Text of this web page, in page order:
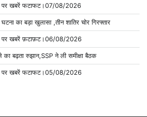
खबरें फटाफट।07/08/2026
घटना का बड़ा खुलासा ,तीन शातिर चोर गिरफ्तार
खबरें फ़टाफ़ट।06/08/2026
का बढ़ता रुझान,SSP ने ली समीक्षा बैठक
खबरें फटाफट।05/08/2026